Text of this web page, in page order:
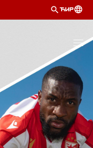
ЋИР